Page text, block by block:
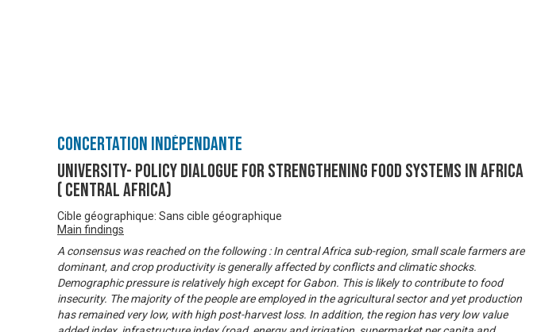
Concertation Indépendante
University- Policy Dialogue for Strengthening Food Systems in Africa
( Central Africa)
Cible géographique: Sans cible géographique
Main findings
A consensus was reached on the following : In central Africa sub-region, small scale farmers are
dominant, and crop productivity is generally affected by conflicts and climatic shocks.
Demographic pressure is relatively high except for Gabon. This is likely to contribute to food
insecurity. The majority of the people are employed in the agricultural sector and yet production
has remained very low, with high post-harvest loss. In addition, the region has very low value